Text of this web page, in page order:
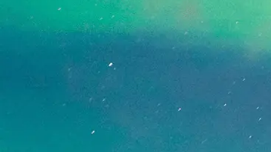
[%title%]
ページトップへ